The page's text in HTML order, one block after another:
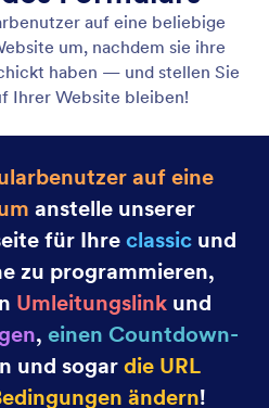
Kategorie
Drag-and-Drop Formular-
Formulare. Fügen Sie